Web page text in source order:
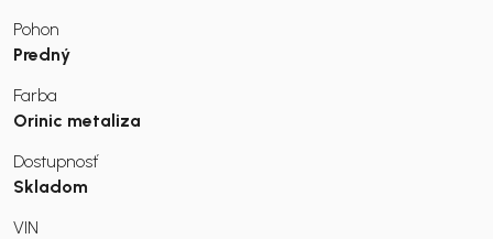
Pohon
Predný
Farba
Orinic metaliza
Dostupnosť
Skladom
VIN